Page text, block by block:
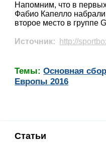
Напомним, что в
Фабио Капелло
второе место в группе
Источник: http://
Темы:Основная
Европы 2016
Статьи